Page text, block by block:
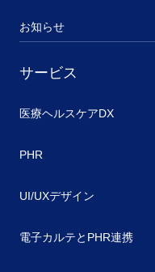
お知らせ
サービス
医療ヘルスケアDX
PHR
UI/UXデザイン
電子カルテとPHR連携